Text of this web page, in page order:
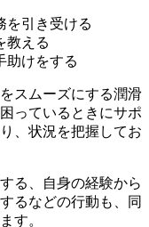
を引き受ける
教える
助けをする
スムーズにする潤滑
っているときにサポ
、状況を把握してお
る、自身の経験から
るなどの行動も、同
す。